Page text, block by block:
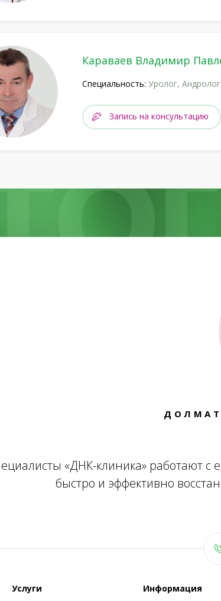
Караваев Владимир
Специальность: Уролог, Андролог
Запись на консультацию
«ДНК-клиника» работают
быстро и эффективно
Услуги Информация